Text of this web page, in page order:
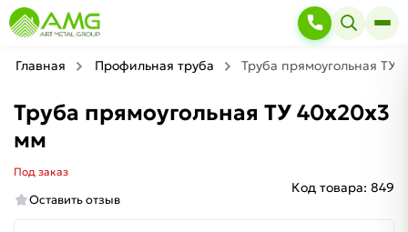
Главная Профильная труба Труба прямоугольная ТУ
Труба прямоугольная ТУ 40х20х3
мм
Под заказ
Оставить отзыв
Код товара: 849